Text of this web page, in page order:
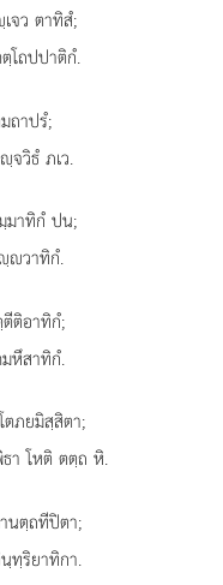
จว ตาทิสํ;
ถปปาติกํ.
ถาปรํ;
วิธํ ภเว.
มาทิกํ ปน;
วาทิกํ.
ติอาทิกํ;
หึสาทิกํ.
ภยมิสฺสิตา;
า โหติ ตตฺถ หิ.
นตฺถทีปิตา;
ทฺริยาทิกา.